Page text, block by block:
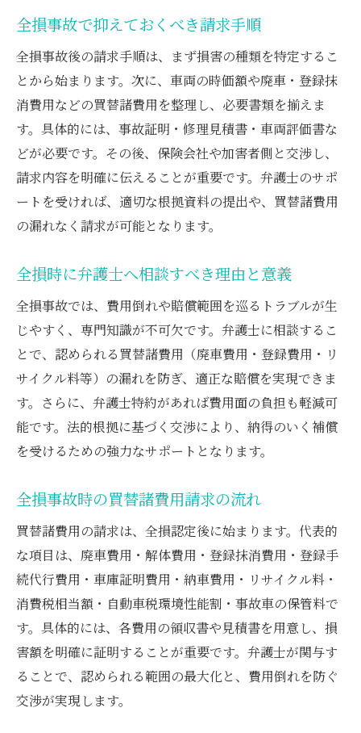
全損時の買替諸費用で注意すべき落とし穴
弁護士が示す費用倒れ判例から学ぶ教訓
費用倒れ回避のための書類整理術
弁護士と進める費用倒れ対策の具体例
弁護士特約の活用で損しないための注意点
弁護士特約を全損事故で最大限活用する方
法
全損事故と弁護士特約の併用メリット
弁護士特約利用時の注意点と落とし穴
買替諸費用請求における弁護士特約の役割
弁護士に相談する際の特約活用ポイント
全損時に納得の補償を受けるための実践術
弁護士が提案する納得補償のための交渉術
全損時に後悔しない弁護士への相談手順
買替諸費用を確実に請求する実践的対策
納得の補償を得るための証拠準備とは
弁護士と歩む全損補償の成功事例まとめ
全損事故で抑えておくべき請求手順
全損事故後の請求手順は、まず損害の種類を特定するこ
とから始まります。次に、車両の時価額や廃車・登録抹
消費用などの買替諸費用を整理し、必要書類を揃えま
す。具体的には、事故証明・修理見積書・車両評価書な
どが必要です。その後、保険会社や加害者側と交渉し、
請求内容を明確に伝えることが重要です。弁護士のサポ
ートを受ければ、適切な根拠資料の提出や、買替諸費用
の漏れなく請求が可能となります。
全損時に弁護士へ相談すべき理由と意義
全損事故では、費用倒れや賠償範囲を巡るトラブルが生
じやすく、専門知識が不可欠です。弁護士に相談するこ
とで、認められる買替諸費用（廃車費用・登録費用・リ
サイクル料等）の漏れを防ぎ、適正な賠償を実現できま
す。さらに、弁護士特約があれば費用面の負担も軽減可
能です。法的根拠に基づく交渉により、納得のいく補償
を受けるための強力なサポートとなります。
全損事故時の買替諸費用請求の流れ
買替諸費用の請求は、全損認定後に始まります。代表的
な項目は、廃車費用・解体費用・登録抹消費用・登録手
続代行費用・車庫証明費用・納車費用・リサイクル料・
消費税相当額・自動車税環境性能割・事故車の保管料で
す。具体的には、各費用の領収書や見積書を用意し、損
害額を明確に証明することが重要です。弁護士が関与す
ることで、認められる範囲の最大化と、費用倒れを防ぐ
交渉が実現します。